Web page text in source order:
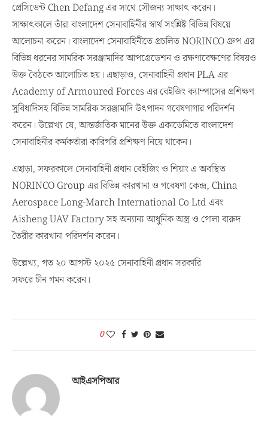
প্রেসিডেন্ট Chen Defang এর সাথে সৌজন্য সাক্ষাৎ করেন।
সাক্ষাৎকালে তাঁরা বাংলাদেশ সেনাবাহিনীর স্বার্থ সংশ্লিষ্ট বিভিন্ন বিষয়ে
আলোচনা করেন। বাংলাদেশ সেনাবাহিনীতে প্রচলিত NORINCO গ্রুপ এর
বিভিন্ন ধরনের সামরিক সরঞ্জামাদির আপগ্রেডেশন ও রক্ষণাবেক্ষণের বিষয়ও
উক্ত বৈঠকে আলোচিত হয়। এছাড়াও, সেনাবাহিনী প্রধান PLA এর
Academy of Armoured Forces এর বেইজিং ক্যাম্পাসের প্রশিক্ষণ
সুবিধাদিসহ বিভিন্ন সামরিক সরঞ্জামাদি উৎপাদন গবেষণাগার পরিদর্শন
করেন। উল্লেখ্য যে, আন্তর্জাতিক মানের উক্ত একাডেমিতে বাংলাদেশ
সেনাবাহিনীর কর্মকর্তারা কারিগরি প্রশিক্ষণ নিয়ে থাকেন।
এছাড়া, সফরকালে সেনাবাহিনী প্রধান বেইজিং ও শিয়াং এ অবস্থিত
NORINCO Group এর বিভিন্ন কারখানা ও গবেষণা কেন্দ্র, China
Aerospace Long-March International Co Ltd এবং
Aisheng UAV Factory সহ অন্যান্য আধুনিক অস্ত্র ও গোলা বারুদ
তৈরীর কারখানা পরিদর্শন করেন।
উল্লেখ্য, গত ২০ আগস্ট ২০২৫ সেনাবাহিনী প্রধান সরকারি
সফরে চীন গমন করেন।
0
আইএসপিআর